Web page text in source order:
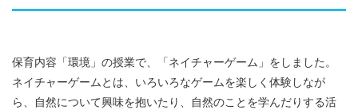
保育内容「環境」の授業で、「ネイチャーゲーム」をしました。
ネイチャーゲームとは、いろいろなゲームを楽しく体験しなが
ら、自然について興味を抱いたり、自然のことを学んだりする活